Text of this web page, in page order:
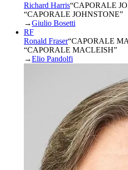
Richard Harris“CAPORALE
“CAPORALE JOHNSTONE”
→Giulio Bosetti
RF
Ronald Fraser“CAPORALE
“CAPORALE MACLEISH”
→Elio Pandolfi